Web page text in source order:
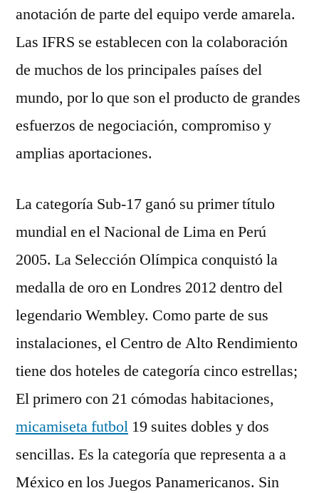
anotación de parte del equipo verde amarela.
Las IFRS se establecen con la colaboración
de muchos de los principales países del
mundo, por lo que son el producto de grandes
esfuerzos de negociación, compromiso y
amplias aportaciones.
La categoría Sub-17 ganó su primer título
mundial en el Nacional de Lima en Perú
2005. La Selección Olímpica conquistó la
medalla de oro en Londres 2012 dentro del
legendario Wembley. Como parte de sus
instalaciones, el Centro de Alto Rendimiento
tiene dos hoteles de categoría cinco estrellas;
El primero con 21 cómodas habitaciones,
micamiseta futbol 19 suites dobles y dos
sencillas. Es la categoría que representa a a
México en los Juegos Panamericanos. Sin